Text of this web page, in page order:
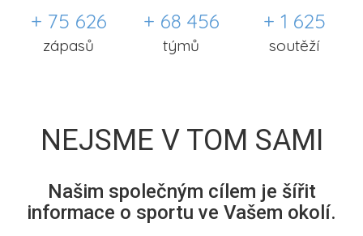
+ 75 626
zápasů
+ 68 456
týmů
+ 1 625
soutěží
NEJSME V TOM SAMI
Našim společným cílem je šířit
informace o sportu ve Vašem okolí.